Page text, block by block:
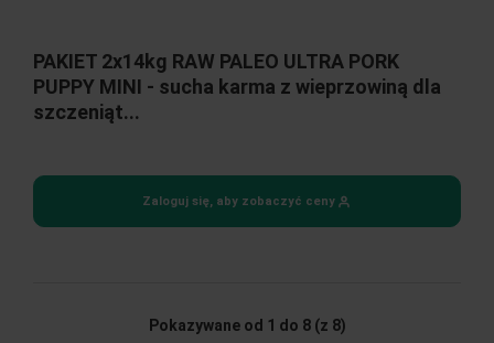
PAKIET 2x14kg RAW PALEO ULTRA PORK
PUPPY MINI - sucha karma z wieprzowiną dla
szczeniąt...
Zaloguj się, aby zobaczyć ceny
Pokazywane od 1 do 8 (z 8)